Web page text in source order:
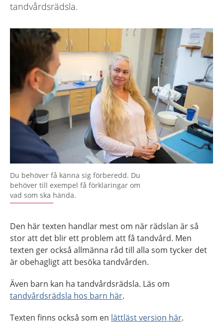
tandvårdsrädsla.
Du behöver få känna sig förberedd. Du
behöver till exempel få förklaringar om
vad som ska hända.
Den här texten handlar mest om när rädslan är så
stor att det blir ett problem att få tandvård. Men
texten ger också allmänna råd till alla som tycker det
är obehagligt att besöka tandvården.
Även barn kan ha tandvårdsrädsla. Läs om
tandvårdsrädsla hos barn här.
Texten finns också som en lättläst version här.